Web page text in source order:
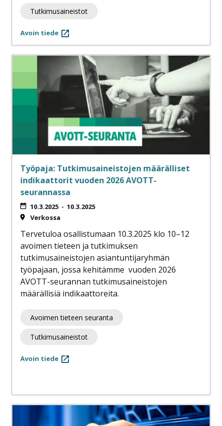
Tutkimusaineistot
Avoin tiede
Työpaja: Tutkimusaineistojen määrälliset
indikaattorit vuoden 2026 AVOTT-
seurannassa
10.3.2025 - 10.3.2025
Verkossa
Tervetuloa osallistumaan 10.3.2025 klo 10–12
avoimen tieteen ja tutkimuksen
tutkimusaineistojen asiantuntijaryhmän
työpajaan, jossa kehitämme vuoden 2026
AVOTT-seurannan tutkimusaineistojen
määrällisiä indikaattoreita.
Avoimen tieteen seuranta
Tutkimusaineistot
Avoin tiede